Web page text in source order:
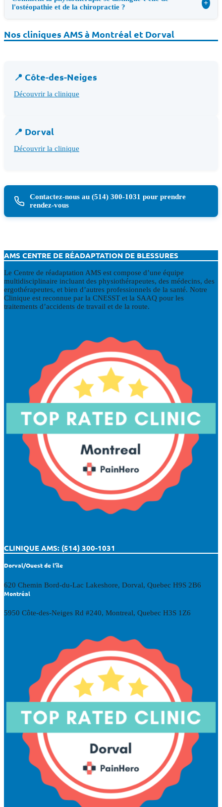
l'ostéopathie et de la chiropractie ?
+
Nos cliniques AMS à Montréal et Dorval
📍 Côte-des-Neiges
Découvrir la clinique
📍 Dorval
Découvrir la clinique
Contactez-nous au (514) 300-1031 pour prendre
rendez-vous
AMS CENTRE DE RÉADAPTATION DE BLESSURES
Le Centre de réadaptation AMS est compose d’une équipe
multidisciplinaire incluant des physiothérapeutes, des médecins, des
ergothérapeutes, et bien d’autres professionnels de la santé. Notre
Clinique est reconnue par la CNESST et la SAAQ pour les
traitements d’accidents de travail et de la route.
CLINIQUE AMS: (514) 300-1031
Dorval/Ouest de l'île
620 Chemin Bord-du-Lac Lakeshore, Dorval, Quebec H9S 2B6
Montréal
5950 Côte-des-Neiges Rd #240, Montreal, Quebec H3S 1Z6